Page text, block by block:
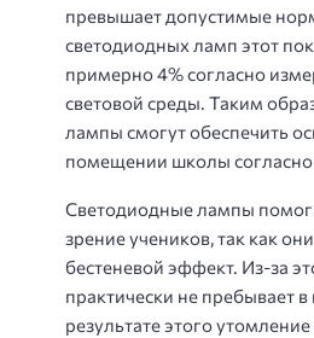
превышает допустимые
светодиодных ламп этот
примерно 4% согласно
световой среды. Таким
лампы смогут обеспечить
помещении школы
Светодиодные лампы
зрение учеников, так как
бестеневой эффект. Из-за
практически не пребывает
результате этого